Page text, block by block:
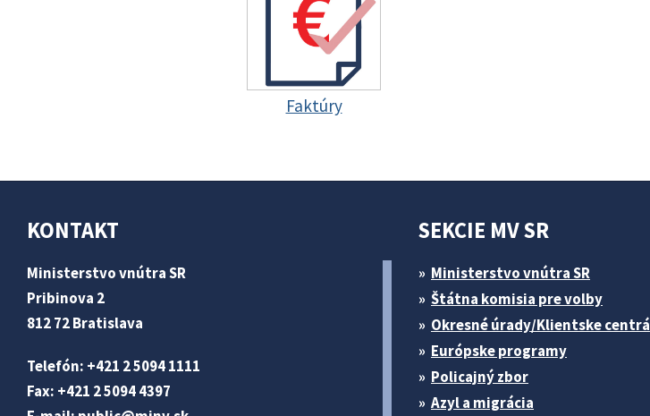
Faktúry
KONTAKT
Ministerstvo vnútra SR
Pribinova 2
812 72 Bratislava
Telefón: +421 2 5094 1111
Fax: +421 2 5094 4397
SEKCIE MV SR
Ministerstvo vnútra SR
Štátna komisia pre volby
Okresné úrady/Klientske centrá
Európske programy
Policajný zbor
Azyl a migrácia